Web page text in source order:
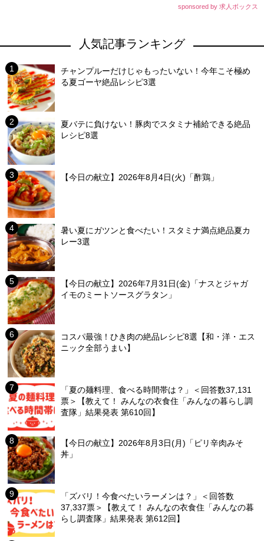
sponsored by 求人ボックス
人気記事ランキング
チャンプルーだけじゃもったいない！今年こそ極め
る夏ゴーヤ絶品レシピ3選
夏バテに負けない！豚肉でスタミナ補給できる絶品
レシピ8選
【今日の献立】2026年8月4日(火)「酢鶏」
暑い夏にガツンと食べたい！スタミナ満点絶品夏カ
レー3選
【今日の献立】2026年7月31日(金)「ナスとジャガ
イモのミートソースグラタン」
コスパ最強！ひき肉の絶品レシピ8選【和・洋・エス
ニック全部うまい】
「夏の麺料理、食べる時間帯は？」＜回答数37,131
票＞【教えて！ みんなの衣食住「みんなの暮らし調
査隊」結果発表 第610回】
【今日の献立】2026年8月3日(月)「ピリ辛肉みそ
丼」
「ズバリ！今食べたいラーメンは？」＜回答数
37,337票＞【教えて！ みんなの衣食住「みんなの暮
らし調査隊」結果発表 第612回】